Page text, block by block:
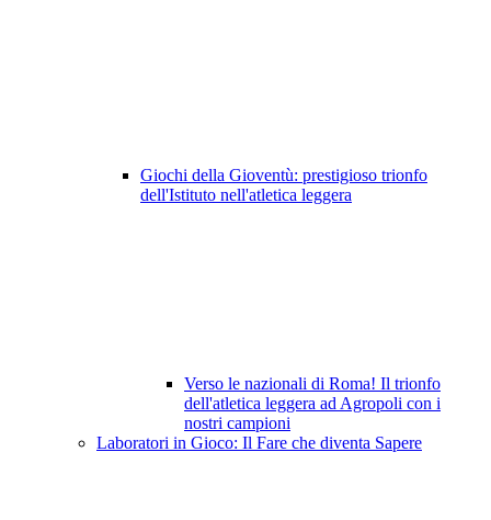
Giochi della Gioventù: prestigioso trionfo
dell'Istituto nell'atletica leggera
Verso le nazionali di Roma! Il trionfo
dell'atletica leggera ad Agropoli con i
nostri campioni
Laboratori in Gioco: Il Fare che diventa Sapere